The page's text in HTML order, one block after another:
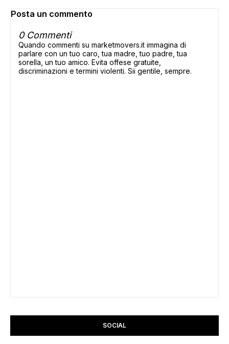
Posta un commento
0 Commenti
Quando commenti su marketmovers.it immagina di
parlare con un tuo caro, tua madre, tuo padre, tua
sorella, un tuo amico. Evita offese gratuite,
discriminazioni e termini violenti. Sii gentile, sempre.
SOCIAL